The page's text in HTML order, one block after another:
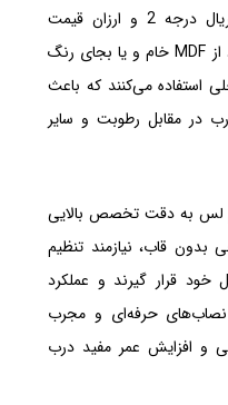
کنندگان برای کاهش هزینه، از متریال درجه 2 و ارزان قیمت
استفاده می‌کنند مثلا بجای پلای وود از MDF خام و یا بجای رنگ
استفاده می‌کنند که باعث
در مقابل رطوبت و سایر
لس به دقت تخصص بالایی
بدون قاب، نیازمند تنظیم
قرار گیرند و عملکرد
نصاب‌های حرفه‌ای و مجرب
و افزایش عمر مفید درب